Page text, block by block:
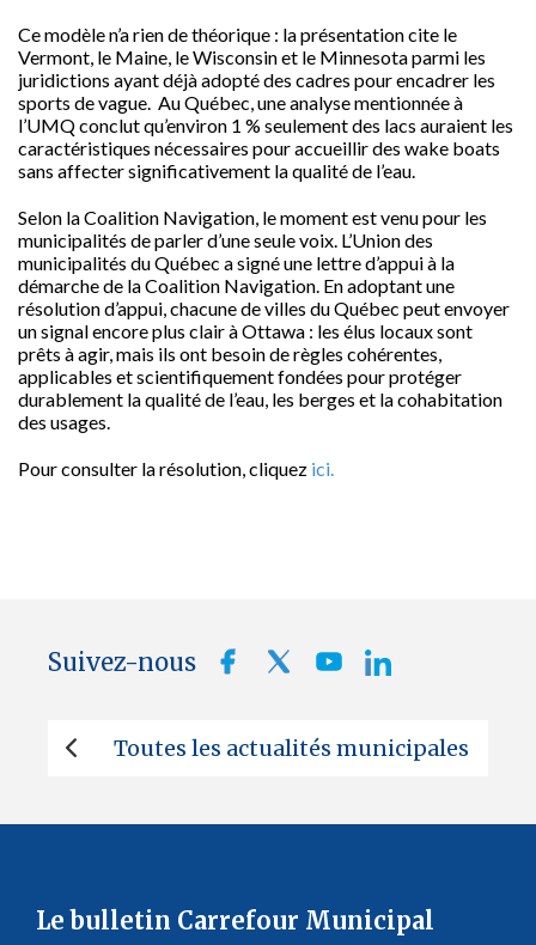
Ce modèle n’a rien de théorique : la présentation cite le
Vermont, le Maine, le Wisconsin et le Minnesota parmi les
juridictions ayant déjà adopté des cadres pour encadrer les
sports de vague. Au Québec, une analyse mentionnée à
l’UMQ conclut qu’environ 1 % seulement des lacs auraient les
caractéristiques nécessaires pour accueillir des wake boats
sans affecter significativement la qualité de l’eau.
Selon la Coalition Navigation, le moment est venu pour les
municipalités de parler d’une seule voix. L’Union des
municipalités du Québec a signé une lettre d’appui à la
démarche de la Coalition Navigation. En adoptant une
résolution d’appui, chacune de villes du Québec peut envoyer
un signal encore plus clair à Ottawa : les élus locaux sont
prêts à agir, mais ils ont besoin de règles cohérentes,
applicables et scientifiquement fondées pour protéger
durablement la qualité de l’eau, les berges et la cohabitation
des usages.
Pour consulter la résolution, cliquez ici.
Suivez-nous
Toutes les actualités municipales
Le bulletin Carrefour Municipal